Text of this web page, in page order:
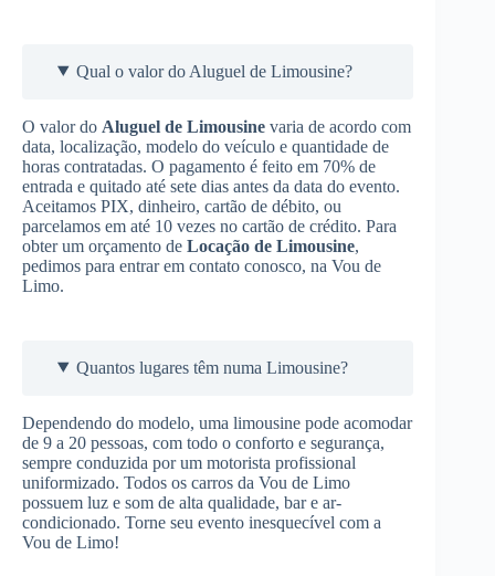
Qual o valor do Aluguel de Limousine?
O valor do Aluguel de Limousine varia de acordo com
data, localização, modelo do veículo e quantidade de
horas contratadas. O pagamento é feito em 70% de
entrada e quitado até sete dias antes da data do evento.
Aceitamos PIX, dinheiro, cartão de débito, ou
parcelamos em até 10 vezes no cartão de crédito. Para
obter um orçamento de Locação de Limousine,
pedimos para entrar em contato conosco, na Vou de
Limo.
Quantos lugares têm numa Limousine?
Dependendo do modelo, uma limousine pode acomodar
de 9 a 20 pessoas, com todo o conforto e segurança,
sempre conduzida por um motorista profissional
uniformizado. Todos os carros da Vou de Limo
possuem luz e som de alta qualidade, bar e ar-
condicionado. Torne seu evento inesquecível com a
Vou de Limo!